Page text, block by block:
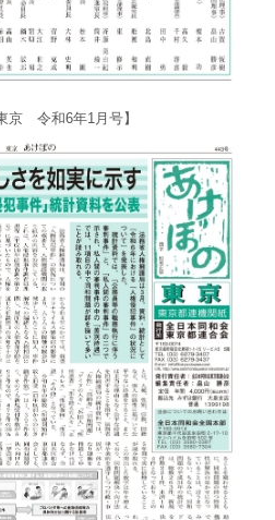
京 令和6年1月号】